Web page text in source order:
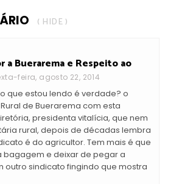
( HIDE )
a Buerarema e Respeito ao
feira, agosto 22, 2014
que estou lendo é verdade? o
de Buerarema com esta
presidenta vitalícia, que nem
rural, depois de décadas lembra
é do agricultor. Tem mais é que
bagagem e deixar de pegar a
outro sindicato fingindo que mostra